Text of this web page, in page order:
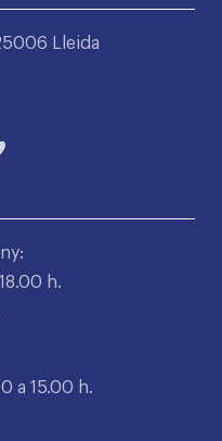
Lleida
h.
a 15.00 h.